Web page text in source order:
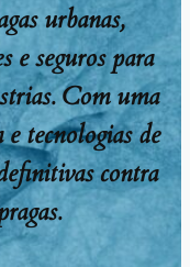
urbanas,
e seguros para
Com uma
tecnologias de
contra